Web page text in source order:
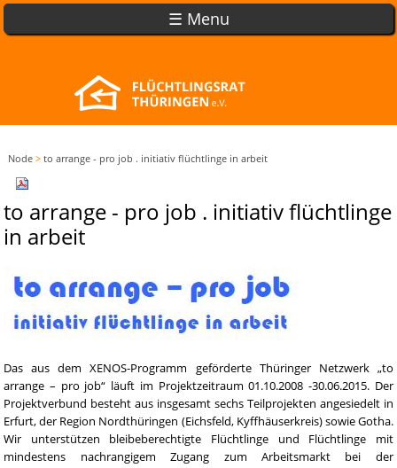
☰ Menu
Node > to arrange - pro job . initiativ flüchtlinge in arbeit
to arrange - pro job . initiativ flüchtlinge
in arbeit
Das aus dem XENOS-Programm geförderte Thüringer Netzwerk „to
arrange – pro job“ läuft im Projektzeitraum 01.10.2008 -30.06.2015. Der
Projektverbund besteht aus insgesamt sechs Teilprojekten angesiedelt in
Erfurt, der Region Nordthüringen (Eichsfeld, Kyffhäuserkreis) sowie Gotha.
Wir unterstützen bleibeberechtigte Flüchtlinge und Flüchtlinge mit
mindestens nachrangigem Zugang zum Arbeitsmarkt bei der